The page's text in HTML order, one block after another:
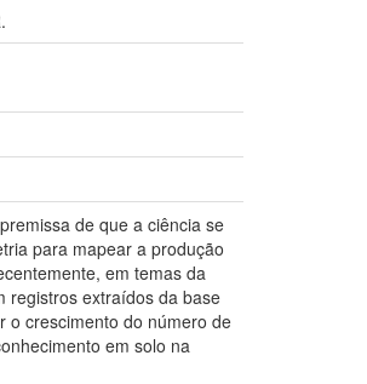
de que a ciência se
para mapear a produção
em temas da
registros extraídos da base
o crescimento do número de
em solo na